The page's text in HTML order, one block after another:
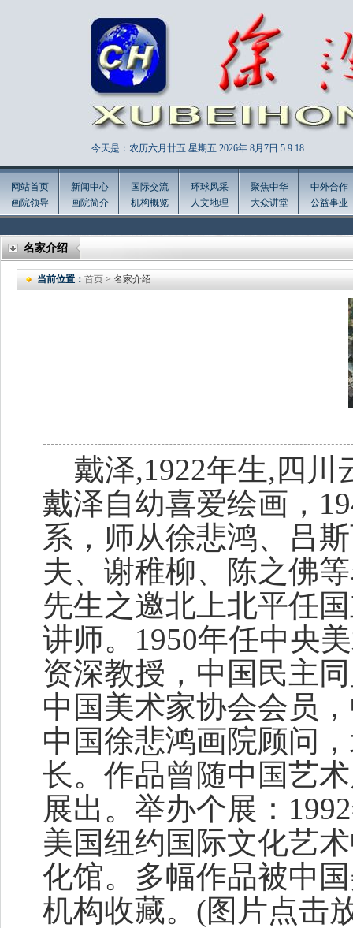
今天是：农历六月廿五 星期五 2026年 8月7日 5:9:19
网站首页
画院领导
新闻中心
画院简介
国际交流
机构概览
环球风采
人文地理
聚焦中华
大众讲堂
中外合作
公益事业
名家介绍
当前位置： 首页 > 名家介绍
戴泽,1922年生,四川
戴泽自幼喜爱绘画，
系，师从徐悲鸿、吕
夫、谢稚柳、陈之佛
先生之邀北上北平任
讲师。1950年任中央
资深教授，中国民主
中国美术家协会会员
中国徐悲鸿画院顾问
长。作品曾随中国艺
展出。举办个展：
美国纽约国际文化艺
化馆。多幅作品被中
机构收藏。(图片点击